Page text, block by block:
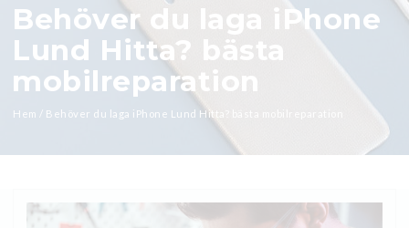
Behöver du laga iPhone
Lund Hitta? bästa
mobilreparation
Hem / Behöver du laga iPhone Lund Hitta? bästa mobilreparation